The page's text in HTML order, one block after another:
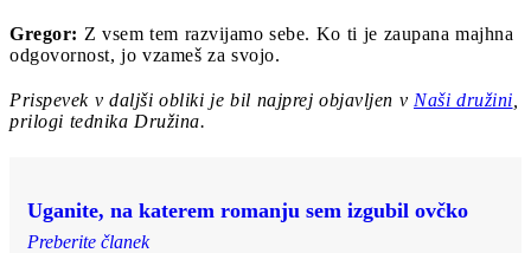
Gregor: Z vsem tem razvijamo sebe. Ko ti je zaupana majhna
odgovornost, jo vzameš za svojo.
Prispevek v daljši obliki je bil najprej objavljen v Naši družini
prilogi tednika Družina.
Uganite, na katerem romanju sem izgubil ovčko
Preberite članek